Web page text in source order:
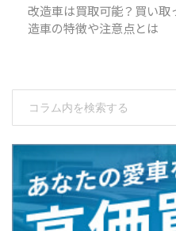
改造車は買取可能？買い取
造車の特徴や注意点とは